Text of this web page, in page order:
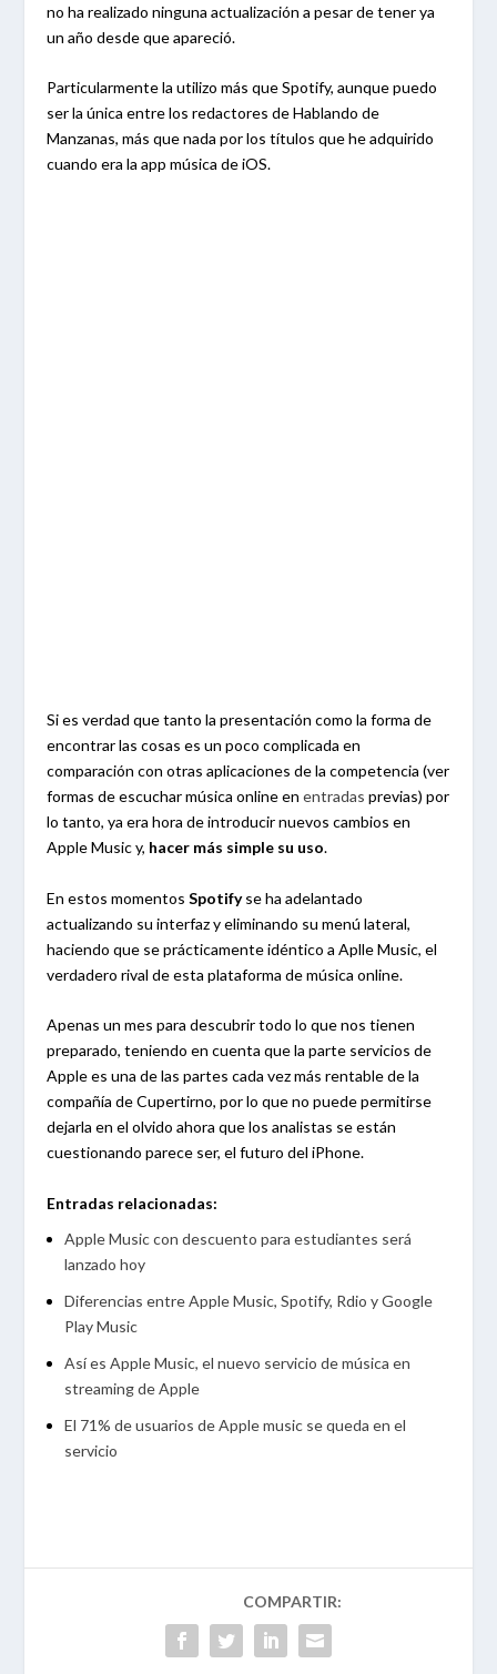
no ha realizado ninguna actualización a pesar de tener ya
un año desde que apareció.
Particularmente la utilizo más que Spotify, aunque puedo
ser la única entre los redactores de Hablando de
Manzanas, más que nada por los títulos que he adquirido
cuando era la app música de iOS.
Si es verdad que tanto la presentación como la forma de
encontrar las cosas es un poco complicada en
comparación con otras aplicaciones de la competencia (ver
formas de escuchar música online enentradasprevias) por
lo tanto, ya era hora de introducir nuevos cambios en
Apple Music y, hacer más simple su uso.
En estos momentosSpotifyse ha adelantado
actualizando su interfaz y eliminando su menú lateral,
haciendo que se prácticamente idéntico a Aplle Music, el
verdadero rival de esta plataforma de música online.
Apenas un mes para descubrir todo lo que nos tienen
preparado, teniendo en cuenta que la parte servicios de
Apple es una de las partes cada vez más rentable de la
compañía de Cupertirno, por lo que no puede permitirse
dejarla en el olvido ahora que los analistas se están
cuestionando parece ser, el futuro del iPhone.
Entradas relacionadas:
Apple Music con descuento para estudiantes será
lanzado hoy
Diferencias entre Apple Music, Spotify, Rdio y Google
Play Music
Así es Apple Music, el nuevo servicio de música en
streaming de Apple
El 71% de usuarios de Apple music se queda en el
servicio